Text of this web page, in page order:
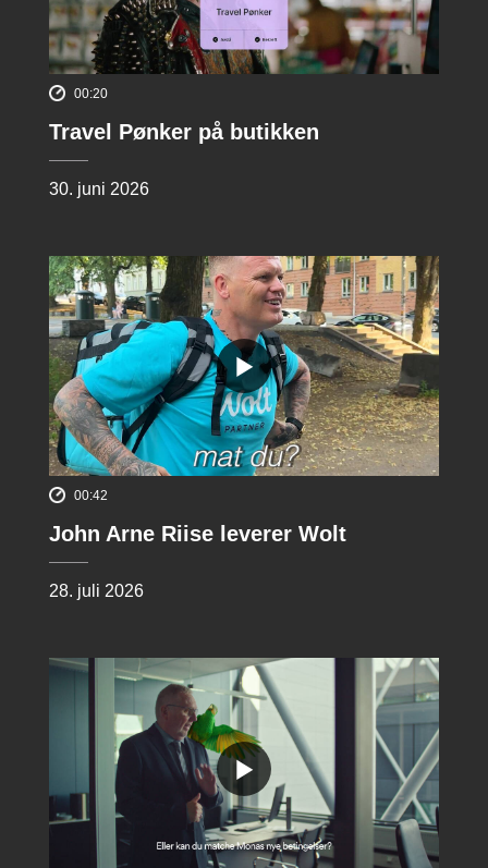
00:20
Travel Pønker på butikken
30. juni 2026
00:42
John Arne Riise leverer Wolt
28. juli 2026